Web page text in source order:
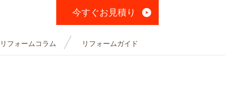
今すぐお見積り
リフォームコラム リフォームガイド